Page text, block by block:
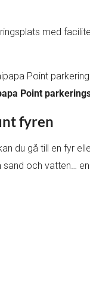
med
Point
fyren
du gå till en fyr
och vatten… en